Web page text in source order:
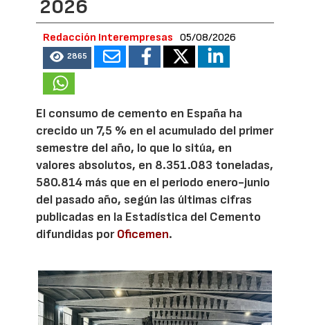
2026
Redacción Interempresas 05/08/2026
2865
El consumo de cemento en España ha
crecido un 7,5 % en el acumulado del primer
semestre del año, lo que lo sitúa, en
valores absolutos, en 8.351.083 toneladas,
580.814 más que en el periodo enero-junio
del pasado año, según las últimas cifras
publicadas en la Estadística del Cemento
difundidas porOficemen.